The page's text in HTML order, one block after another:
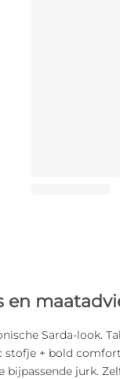
en
Sarda-look.
+ bold
jurk.